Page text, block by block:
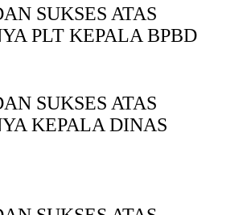
SUKSES ATAS
PLT KEPALA BPBD
SUKSES ATAS
KEPALA DINAS